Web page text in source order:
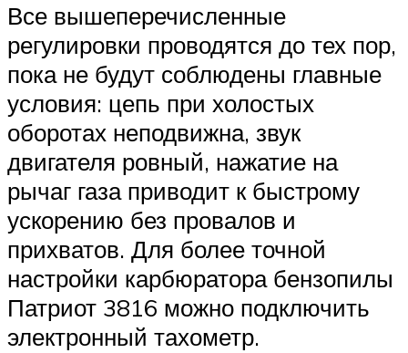
Все вышеперечисленные
регулировки проводятся до тех пор,
пока не будут соблюдены главные
условия: цепь при холостых
оборотах неподвижна, звук
двигателя ровный, нажатие на
рычаг газа приводит к быстрому
ускорению без провалов и
прихватов. Для более точной
настройки карбюратора бензопилы
Патриот 3816 можно подключить
электронный тахометр.